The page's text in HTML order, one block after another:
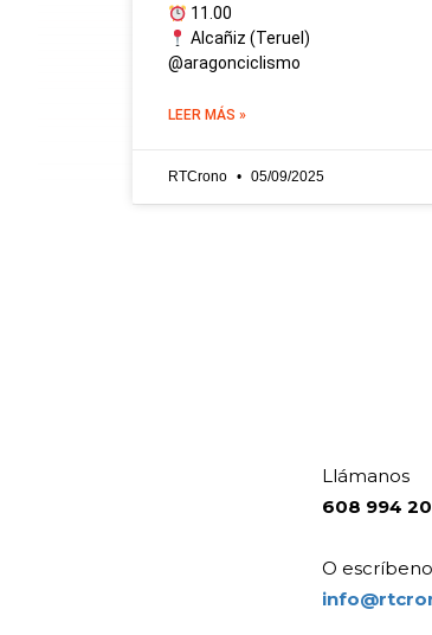
11.00
Alcañiz (Teruel)
@aragonciclismo
LEER MÁS »
RTCrono 05/09/2025
Llámanos
608 994
O